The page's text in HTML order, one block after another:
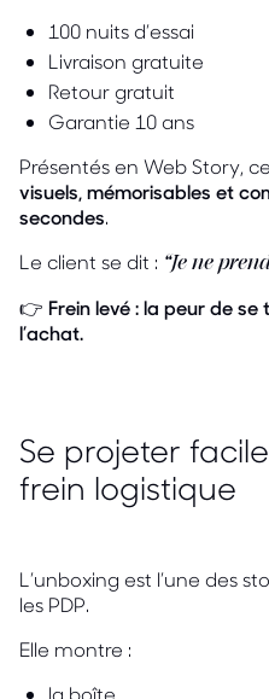
100 nuits d’essai
Livraison gratuite
Retour gratuit
Garantie 10 ans
Présentés en Web Story,
visuels, mémorisables et
secondes.
Le client se dit : “Je ne
👉 Frein levé : la peur de
l’achat.
Se projeter
frein logistique
L’unboxing est l’une des
les PDP.
Elle montre :
la boîte